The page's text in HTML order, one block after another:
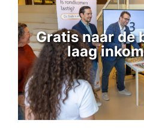
Gratis naar de
laag